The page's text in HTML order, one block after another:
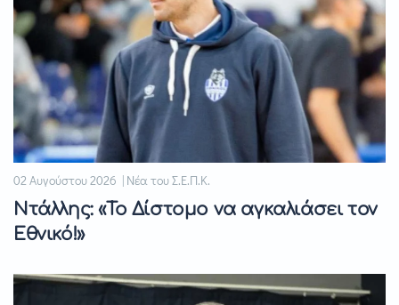
02 Αυγούστου 2026 | Νέα του Σ.Ε.Π.Κ.
Ντάλλης: «Το Δίστομο να αγκαλιάσει τον
Εθνικό!»